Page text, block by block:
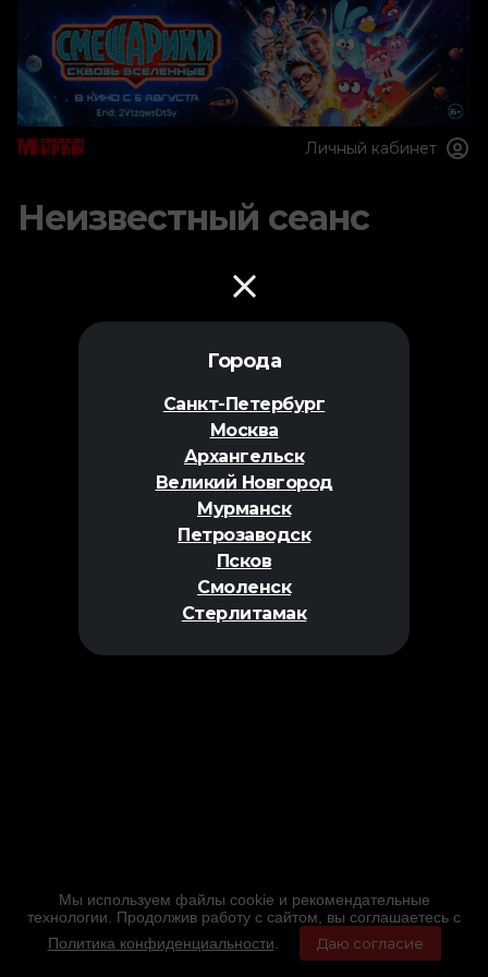
Города
Санкт-Петербург
Москва
Архангельск
Великий Новгород
Мурманск
Петрозаводск
Псков
Смоленск
Стерлитамак
Личный кабинет
Неизвестный сеанс
Мы используем файлы cookie и рекомендательные
технологии. Продолжив работу с сайтом, вы соглашаетесь с
Политика конфиденциальности
Даю согласие